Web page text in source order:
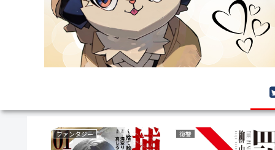
ファンタジー 復讐